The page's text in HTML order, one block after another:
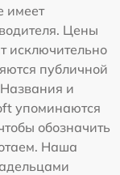
имеет
Цены
исключительно
публичной
и
упоминаются
обозначить
Наша